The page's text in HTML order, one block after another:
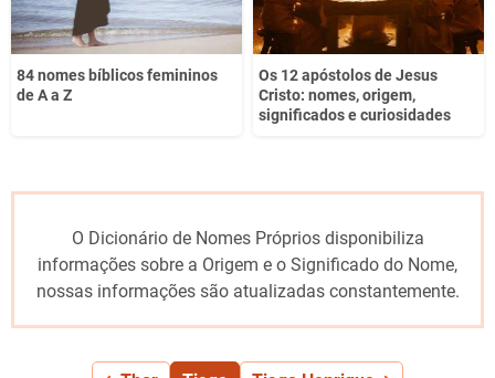
84 nomes bíblicos femininos
de A a Z
Os 12 apóstolos de Jesus
Cristo: nomes, origem,
significados e curiosidades
O Dicionário de Nomes Próprios disponibiliza
informações sobre a Origem e o Significado do Nome,
nossas informações são atualizadas constantemente.